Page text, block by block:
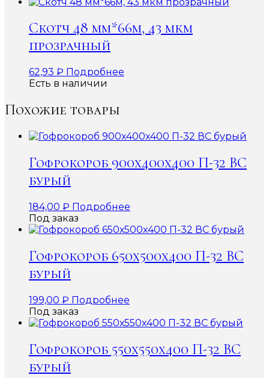
Скотч 48 мм*66м, 43 мкм
прозрачный
62,93 ₽ Подробнее
Есть в наличии
Похожие товары
Гофрокороб 900х400х400 П-32 ВС
бурый
184,00 ₽ Подробнее
Под заказ
Гофрокороб 650х500х400 П-32 ВС
бурый
199,00 ₽ Подробнее
Под заказ
Гофрокороб 550х550х400 П-32 ВС
бурый